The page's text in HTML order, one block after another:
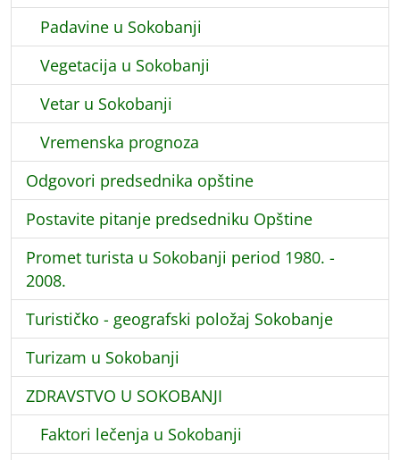
Padavine u Sokobanji
Vegetacija u Sokobanji
Vetar u Sokobanji
Vremenska prognoza
Odgovori predsednika opštine
Postavite pitanje predsedniku Opštine
Promet turista u Sokobanji period 1980. -
2008.
Turističko - geografski položaj Sokobanje
Turizam u Sokobanji
ZDRAVSTVO U SOKOBANJI
Faktori lečenja u Sokobanji